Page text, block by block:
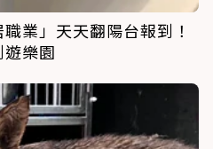
業」天天翻陽台報到！
樂園